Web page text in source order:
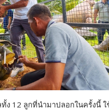
ง 12 ลูกที่นำมาปลอกในครั้งนี้ ใ